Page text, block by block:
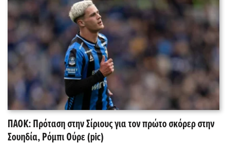
ΠΑΟΚ: Πρόταση στην Σίριους για τον πρώτο σκόρερ στην
Σουηδία, Ρόμπι Ούρε (pic)